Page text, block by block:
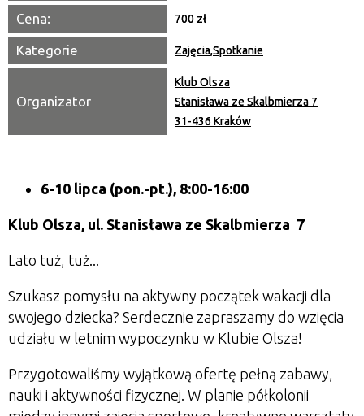
Cena: 700 zł
Kategorie Zajęcia,Spotkanie
Organizator
Klub Olsza
Stanisława ze Skalbmierza 7
31-436 Kraków
6-10 lipca (pon.-pt.), 8:00-16:00
Klub Olsza, ul. Stanisława ze Skalbmierza 7
Lato tuż, tuż...
Szukasz pomysłu na aktywny początek wakacji dla
swojego dziecka? Serdecznie zapraszamy do wzięcia
udziału w letnim wypoczynku w Klubie Olsza!
Przygotowaliśmy wyjątkową ofertę pełną zabawy,
nauki i aktywności fizycznej. W planie półkolonii